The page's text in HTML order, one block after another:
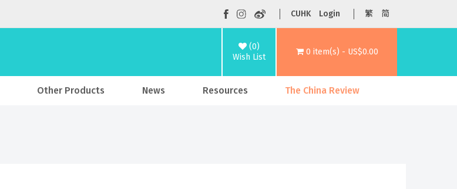
CUHK Login 繁 简
(0)
Wish List
0 item(s) - US$0.00
Other Products News Resources The China Review